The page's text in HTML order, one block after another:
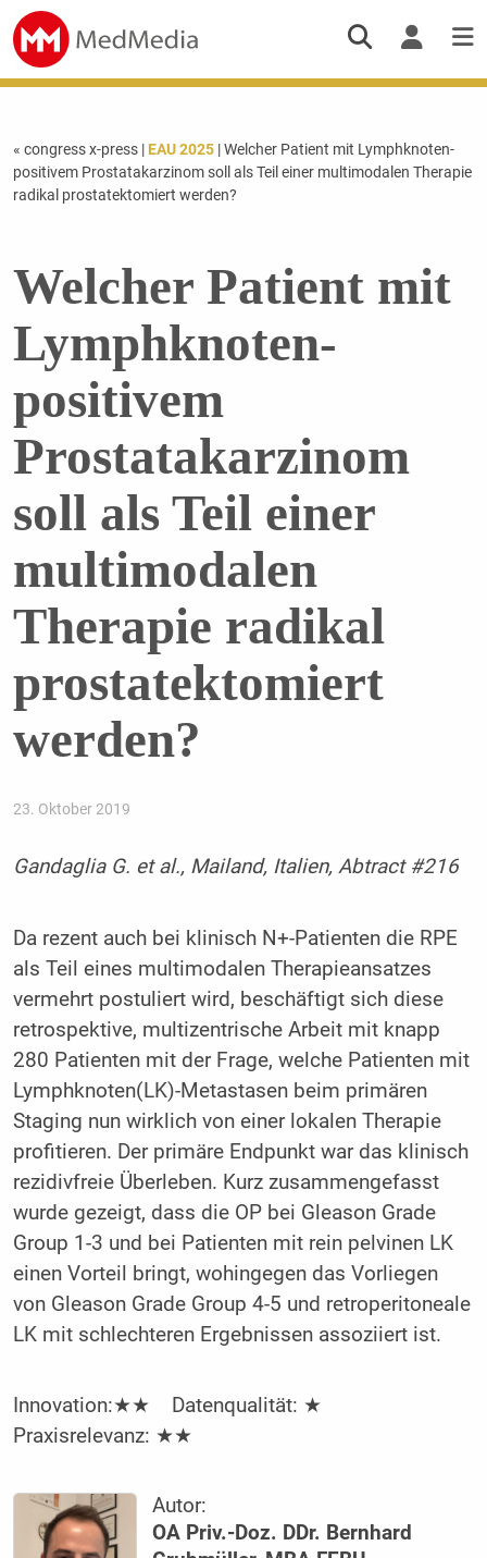
« congress x-press | EAU 2025| Welcher Patient mit Lymphknoten-
positivem Prostatakarzinom soll als Teil einer multimodalen Therapie
radikal prostatektomiert werden?
Welcher Patient mit
Lymphknoten-
positivem
Prostatakarzinom
soll als Teil einer
multimodalen
Therapie radikal
prostatektomiert
werden?
23. Oktober 2019
Gandaglia G. et al., Mailand, Italien, Abtract #216
Da rezent auch bei klinisch N+-Patienten die RPE
als Teil eines multimodalen Therapieansatzes
vermehrt postuliert wird, beschäftigt sich diese
retrospektive, multizentrische Arbeit mit knapp
280 Patienten mit der Frage, welche Patienten mit
Lymphknoten(LK)-Metastasen beim primären
Staging nun wirklich von einer lokalen Therapie
profitieren. Der primäre Endpunkt war das klinisch
rezidivfreie Überleben. Kurz zusammengefasst
wurde gezeigt, dass die OP bei Gleason Grade
Group 1-3 und bei Patienten mit rein pelvinen LK
einen Vorteil bringt, wohingegen das Vorliegen
von Gleason Grade Group 4-5 und retroperitoneale
LK mit schlechteren Ergebnissen assoziiert ist.
Innovation:★★ Datenqualität: ★
Praxisrelevanz: ★★
Autor:
OA Priv.-Doz. DDr. Bernhard